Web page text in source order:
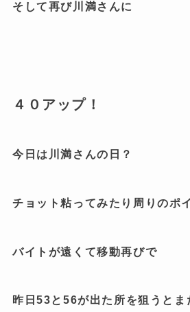
そして再び川満さんに
４０アップ！
今日は川満さんの日？
チョット粘ってみたり周りのポ
バイトが遠くて移動再びで
昨日53と56が出た所を狙うとま